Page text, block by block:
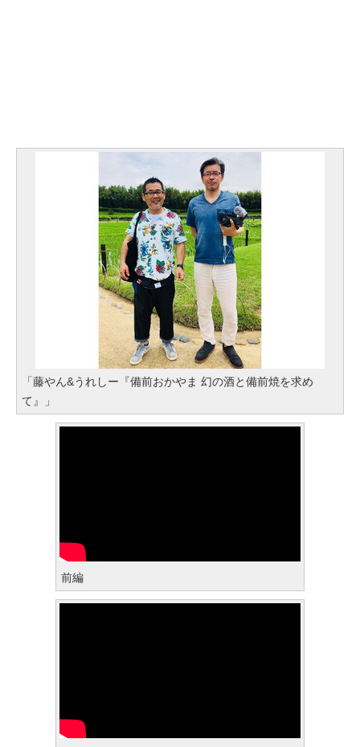
「藤やん&うれしー『備前おかやま 幻の酒と備前焼を求め
て』」
前編